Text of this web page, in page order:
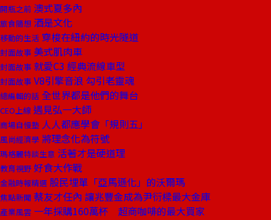
開瓶之前 澳式夏多內
旅食隨想 酒是文化
移動的生活 穿梭在紐約的時光隧道
封面故事 美式肌肉車
封面故事 就愛C3 經典流線車型
封面故事 V8引擎音浪 勾引老靈魂
總編輯的話 全世界都是他們的舞台
CEO上線 遇見弘一大師
商場自慢塾 人人都應學會「規則五」
風尚經濟學 將理念化為符號
瑪格麗特談生意 活著才是硬道理
教育視野 好食大作戰
金融時報精選 股民埋單「亞馬遜化」的沃爾瑪
焦點新聞 蔡友才任內 讓兆豐金成為尹衍樑最大金庫
產業風雲 一年採購160萬杯 超商咖啡的最大買家